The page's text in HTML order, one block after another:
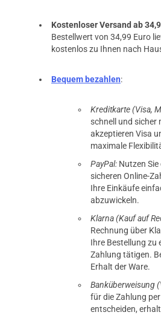
Kostenloser Versand ab
Bestellwert von 34,99 Euro
kostenlos zu Ihnen nach
Bequem bezahlen:
Kreditkarte (Visa,
schnell und sicher
akzeptieren Visa
maximale
PayPal: Nutzen
sicheren Online-
Ihre Einkäufe
abzuwickeln.
Klarna (Kauf auf
Rechnung über
Ihre Bestellung zu
Zahlung tätigen.
Erhalt der Ware.
Banküberweisung
für die Zahlung
entscheiden,